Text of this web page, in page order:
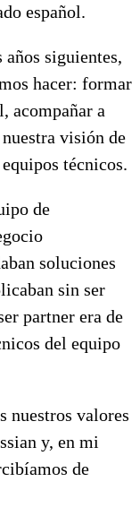
español.
siguientes,
hacer: formar
acompañar a
visión de
técnicos.
de
soluciones
sin ser
partner era de
del equipo
nuestros valores
y, en mi
de